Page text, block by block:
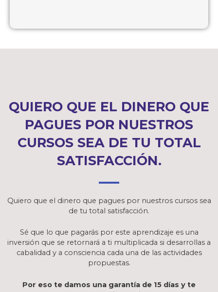
QUIERO QUE EL DINERO QUE
PAGUES POR NUESTROS
CURSOS SEA DE TU TOTAL
SATISFACCIÓN.
Quiero que el dinero que pagues por nuestros cursos sea
de tu total satisfacción.
Sé que lo que pagarás por este aprendizaje es una
inversión que se retornará a ti multiplicada si desarrollas a
cabalidad y a consciencia cada una de las actividades
propuestas.
Por eso te damos una garantía de 15 días y te